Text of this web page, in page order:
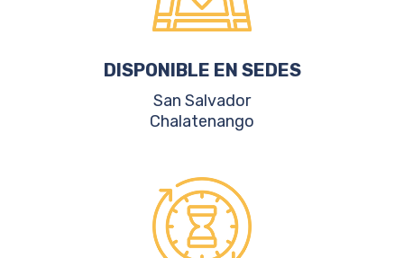
DISPONIBLE EN SEDES
San Salvador
Chalatenango